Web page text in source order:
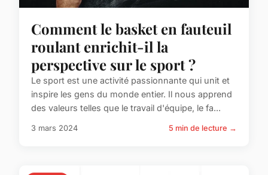
Comment le basket en fauteuil
roulant enrichit-il la
perspective sur le sport ?
Le sport est une activité passionnante qui unit et
inspire les gens du monde entier. Il nous apprend
des valeurs telles que le travail d'équipe, le fa...
3 mars 2024 5 min de lecture →